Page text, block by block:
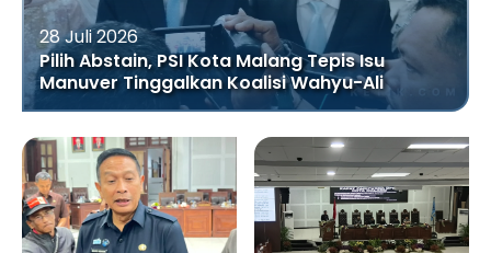
28 Juli 2026
Pilih Abstain, PSI Kota Malang Tepis Isu
Manuver Tinggalkan Koalisi Wahyu-Ali